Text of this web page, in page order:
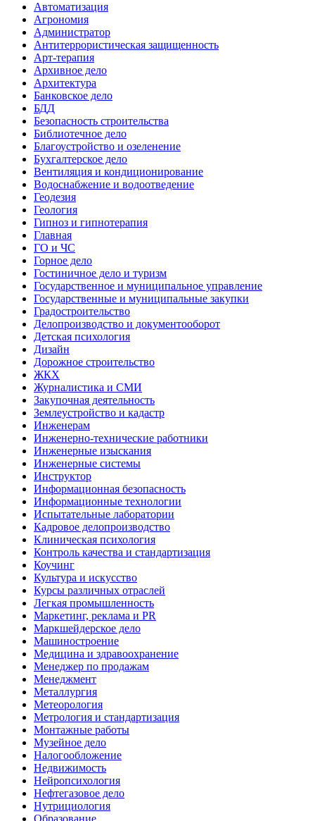
Автоматизация
Агрономия
Администратор
Антитеррористическая защищенность
Арт-терапия
Архивное дело
Архитектура
Банковское дело
БДД
Безопасность строительства
Библиотечное дело
Благоустройство и озеленение
Бухгалтерское дело
Вентиляция и кондиционирование
Водоснабжение и водоотведение
Геодезия
Геология
Гипноз и гипнотерапия
Главная
ГО и ЧС
Горное дело
Гостиничное дело и туризм
Государственное и муниципальное управление
Государственные и муниципальные закупки
Градостроительство
Делопроизводство и документооборот
Детская психология
Дизайн
Дорожное строительство
ЖКХ
Журналистика и СМИ
Закупочная деятельность
Землеустройство и кадастр
Инженерам
Инженерно-технические работники
Инженерные изыскания
Инженерные системы
Инструктор
Информационная безопасность
Информационные технологии
Испытательные лаборатории
Кадровое делопроизводство
Клиническая психология
Контроль качества и стандартизация
Коучинг
Культура и искусство
Курсы различных отраслей
Легкая промышленность
Маркетинг, реклама и PR
Маркшейдерское дело
Машиностроение
Медицина и здравоохранение
Менеджер по продажам
Менеджмент
Металлургия
Метеорология
Метрология и стандартизация
Монтажные работы
Музейное дело
Налогообложение
Недвижимость
Нейропсихология
Нефтегазовое дело
Нутрициология
Образование